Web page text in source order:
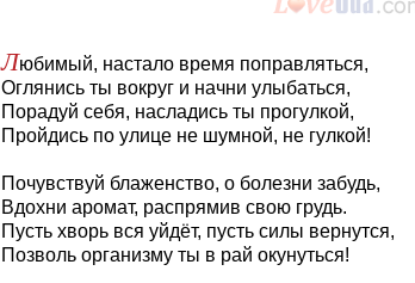
Любимый, настало время поправляться,
Оглянись ты вокруг и начни улыбаться,
Порадуй себя, насладись ты прогулкой,
Пройдись по улице не шумной, не гулкой!
Почувствуй блаженство, о болезни забудь,
Вдохни аромат, распрямив свою грудь.
Пусть хворь вся уйдёт, пусть силы вернутся,
Позволь организму ты в рай окунуться!